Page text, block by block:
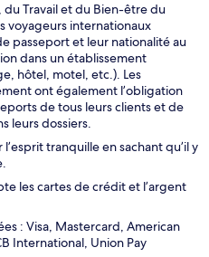
du Travail et du Bien-être du
voyageurs internationaux
passeport et leur nationalité au
dans un établissement
hôtel, motel, etc.). Les
ont également l’obligation
de tous leurs clients et de
leurs dossiers.
tranquille en sachant qu’il y
les cartes de crédit et l’argent
: Visa, Mastercard, American
International, Union Pay